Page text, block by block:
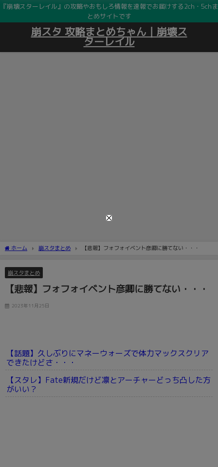
『崩壊スターレイル』の攻略やおもしろ情報を速報でお届けする2ch・5chま
とめサイトです
崩スタ 攻略まとめちゃん｜崩壊ス
ターレイル
ホーム 崩スタまとめ 【悲報】フォフォイベント彦卿に勝てない・・・
崩スタまとめ
【悲報】フォフォイベント彦卿に勝てない・・・
2023年11月25日
【話題】久しぶりにマネーウォーズで体力マックスクリア
できたけどさ・・・
【スタレ】Fate新規だけど凛とアーチャーどっち凸した方
がいい？